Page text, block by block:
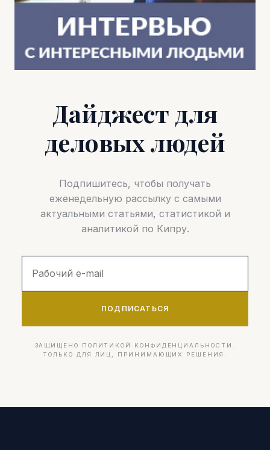
Дайджест для
деловых людей
Подпишитесь, чтобы получать
еженедельную рассылку с самыми
актуальными статьями, статистикой и
аналитикой по Кипру.
ПОДПИСАТЬСЯ
ЗАЩИЩЕНО ПОЛИТИКОЙ КОНФИДЕНЦИАЛЬНОСТИ.
ТОЛЬКО ДЛЯ ЛИЦ, ПРИНИМАЮЩИХ РЕШЕНИЯ.